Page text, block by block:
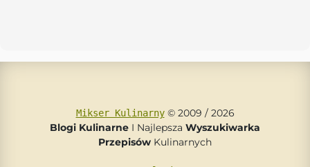
Mikser Kulinarny© 2009 / 2026
Blogi Kulinarne I Najlepsza Wyszukiwarka
Przepisów Kulinarnych